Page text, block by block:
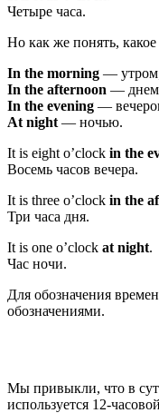
Четыре часа.
Но как же понять,
In the morning —
In the afternoon —
In the evening —
At night — ночью.
It is eight o’clock in the
Восемь часов вечера.
It is three o’clock in the
Три часа дня.
It is one o’clock at night.
Час ночи.
Для обозначения
обозначениями.
Мы привыкли, что в
используется 12-